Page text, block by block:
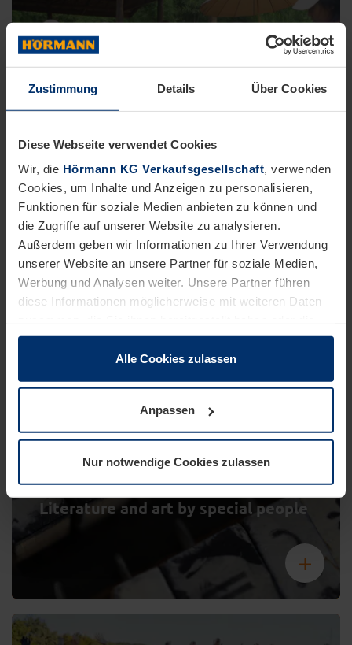
Zustimmung Details Über Cookies
Diese Webseite verwendet Cookies
Wir, die Hörmann KG Verkaufsgesellschaft, verwenden
Cookies, um Inhalte und Anzeigen zu personalisieren,
Funktionen für soziale Medien anbieten zu können und
die Zugriffe auf unserer Website zu analysieren.
Außerdem geben wir Informationen zu Ihrer Verwendung
unserer Website an unsere Partner für soziale Medien,
Werbung und Analysen weiter. Unsere Partner führen
diese Informationen möglicherweise mit weiteren Daten
sie im Rahmen Ihrer Nutzung der Dienste gesammelt
Rechtlich können wir Cookies auf Ihrem Gerät speichern,
notwendig sind. Für alle anderen Cookie-Typen benötigen
wir Ihre Erlaubnis. Ihre Einwilligung können Sie jederzeit
in der Cookie-Erläuterung auf der Seite
widerrufen.
Alle Cookies zulassen
Anpassen
Nur notwendige Cookies zulassen
HABITATS
Support for professional education
and training in Myanmar
HAVING A SAY
Die Wortfinder (The Word Finders) –
Literature and art by special people